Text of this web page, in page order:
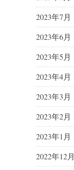
2023年7月
2023年6月
2023年5月
2023年4月
2023年3月
2023年2月
2023年1月
2022年12月